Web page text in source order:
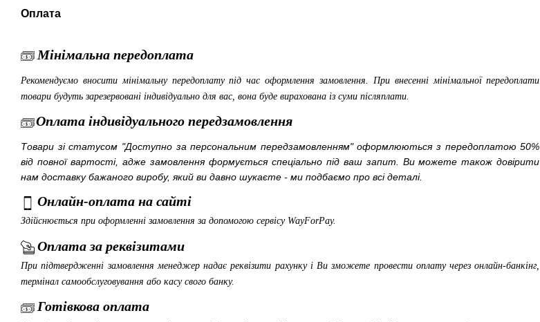
Оплата
Мінімальна передоплата
Рекомендуємо вносити мінімальну передоплату під час оформлення замовлення. При внесенні мінімальної передоплати
товари будуть зарезервовані індивідуально для вас, вона буде вирахована із суми післяплати.
Оплата індивідуального передзамовлення
Товари зі статусом "Доступно за персональним передзамовленням" оформлюються з передоплатою 50%
від повної вартості, адже замовлення формується спеціально під ваш запит. Ви можете також довірити
нам доставку бажаного виробу, який ви давно шукаєте - ми подбаємо про всі деталі.
Онлайн-оплата на сайті
Здійснюється при оформленні замовлення за допомогою сервісу WayForPay.
Оплата за реквізитами
При підтвердженні замовлення менеджер надає реквізити рахунку і Ви зможете провести оплату через онлайн-банкінг,
термінал самообслуговування або касу свого банку.
Готівкова оплата